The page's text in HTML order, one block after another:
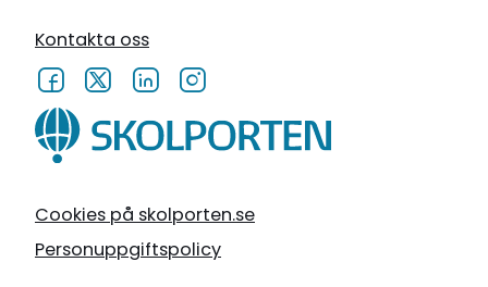
Cookies på skolporten.se
Personuppgiftspolicy
Kontakta oss